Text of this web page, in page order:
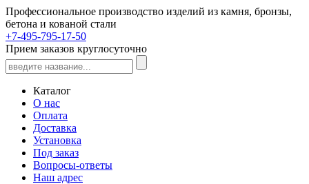
Профессиональное производство изделий из камня, бронзы,
бетона и кованой стали
+7-495-795-17-50
Прием заказов круглосуточно
Каталог
О нас
Оплата
Доставка
Установка
Под заказ
Вопросы-ответы
Наш адрес